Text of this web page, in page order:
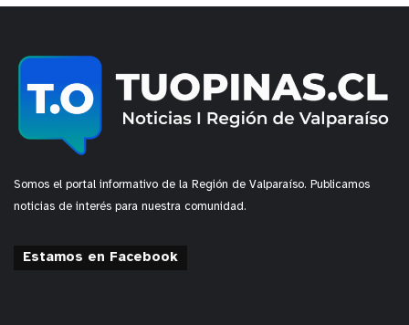
Somos el portal informativo de la Región de Valparaíso. Publicamos
noticias de interés para nuestra comunidad.
Estamos en Facebook